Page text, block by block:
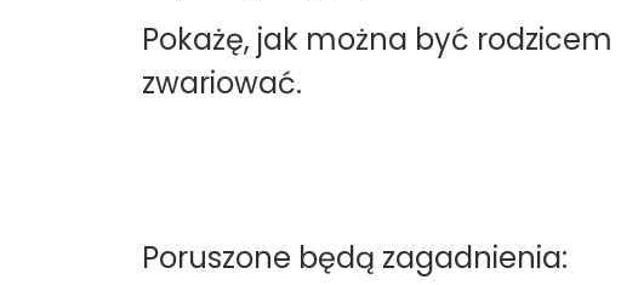
Pokażę, jak można być
zwariować.
Poruszone będą zagadnienia: